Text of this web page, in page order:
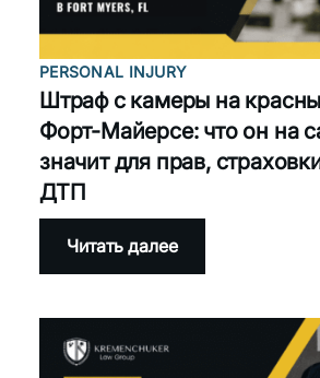
страховка
реально
платит
PERSONAL INJURY
Штраф с камеры на
Форт-Майерсе: что он на
значит для прав,
ДТП
Читать далее: